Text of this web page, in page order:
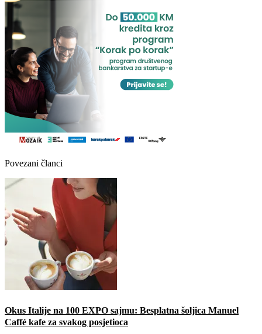
Povezani članci
Okus Italije na 100 EXPO sajmu: Besplatna šoljica Manuel
Caffé kafe za svakog posjetioca